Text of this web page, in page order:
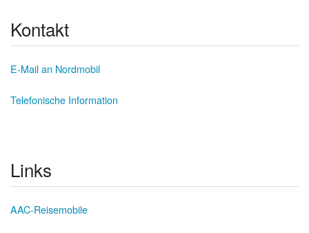
Kontakt
E-Mail an Nordmobil
Telefonische Information
Links
AAC-Reisemobile